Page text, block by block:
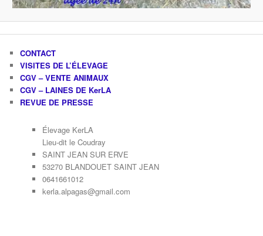
CONTACT
VISITES DE L’ÉLEVAGE
CGV – VENTE ANIMAUX
CGV – LAINES DE KerLA
REVUE DE PRESSE
Élevage KerLA
Lieu-dit le Coudray
SAINT JEAN SUR ERVE
53270 BLANDOUET SAINT JEAN
0641661012
kerla.alpagas@gmail.com